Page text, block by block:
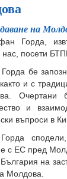
на
Горда,
посети
бе
и с
Очертани
и
въпроси в
сподели,
с ЕС пред
на
Молдова.